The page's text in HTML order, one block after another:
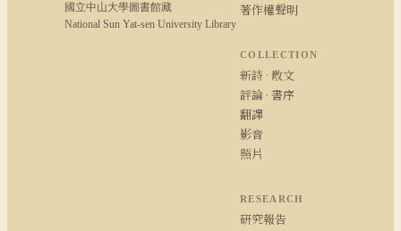
國立中山大學圖書館藏
National Sun Yat-sen University Library
著作權聲明
COLLECTION
新詩 · 散文
評論 · 書序
翻譯
影音
照片
RESEARCH
研究報告